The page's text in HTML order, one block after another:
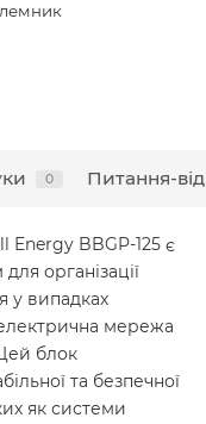
0 Питання-
Energy BBGP-125 є
організації
у випадках
мережа
блок
та безпечної
як системи